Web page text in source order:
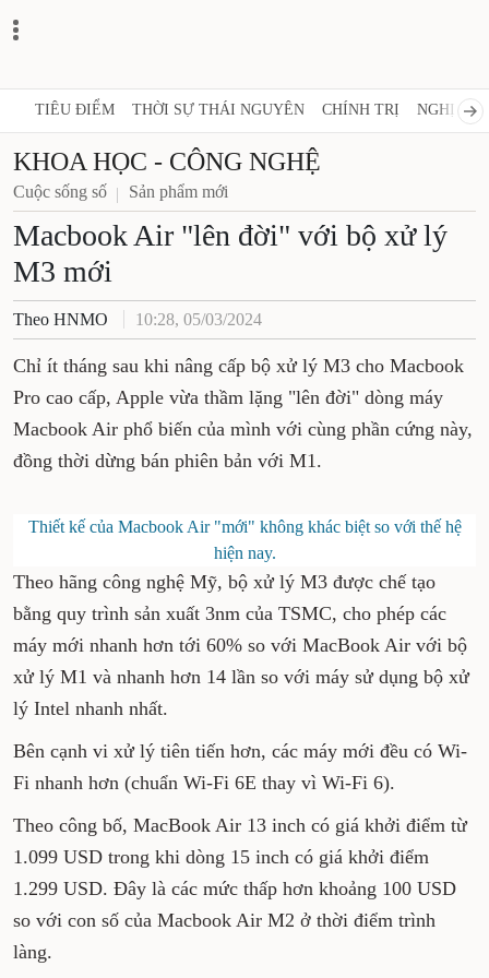
TIÊU ĐIỂM THỜI SỰ THÁI NGUYÊN CHÍNH TRỊ NGHỊ
KHOA HỌC - CÔNG NGHỆ
Cuộc sống số Sản phẩm mới
Macbook Air "lên đời" với bộ xử lý
M3 mới
Theo HNMO 10:28, 05/03/2024
Chỉ ít tháng sau khi nâng cấp bộ xử lý M3 cho Macbook
Pro cao cấp, Apple vừa thầm lặng "lên đời" dòng máy
Macbook Air phổ biến của mình với cùng phần cứng này,
đồng thời dừng bán phiên bản với M1.
Thiết kế của Macbook Air "mới" không khác biệt so với thế hệ
hiện nay.
Theo hãng công nghệ Mỹ, bộ xử lý M3 được chế tạo
bằng quy trình sản xuất 3nm của TSMC, cho phép các
máy mới nhanh hơn tới 60% so với MacBook Air với bộ
xử lý M1 và nhanh hơn 14 lần so với máy sử dụng bộ xử
lý Intel nhanh nhất.
Bên cạnh vi xử lý tiên tiến hơn, các máy mới đều có Wi-
Fi nhanh hơn (chuẩn Wi-Fi 6E thay vì Wi-Fi 6).
Theo công bố, MacBook Air 13 inch có giá khởi điểm từ
1.099 USD trong khi dòng 15 inch có giá khởi điểm
1.299 USD. Đây là các mức thấp hơn khoảng 100 USD
so với con số của Macbook Air M2 ở thời điểm trình
làng.